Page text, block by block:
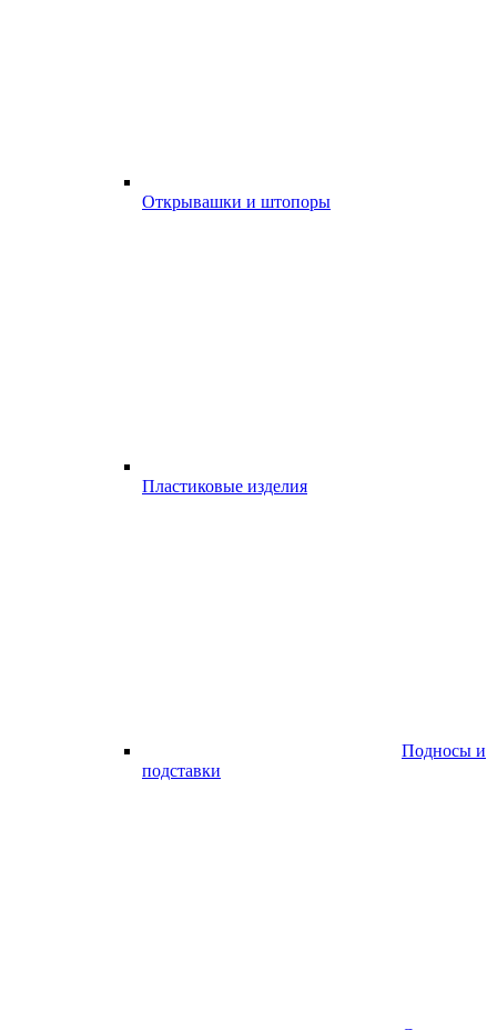
Открывашки и штопоры
Пластиковые изделия
Подносы и
подставки